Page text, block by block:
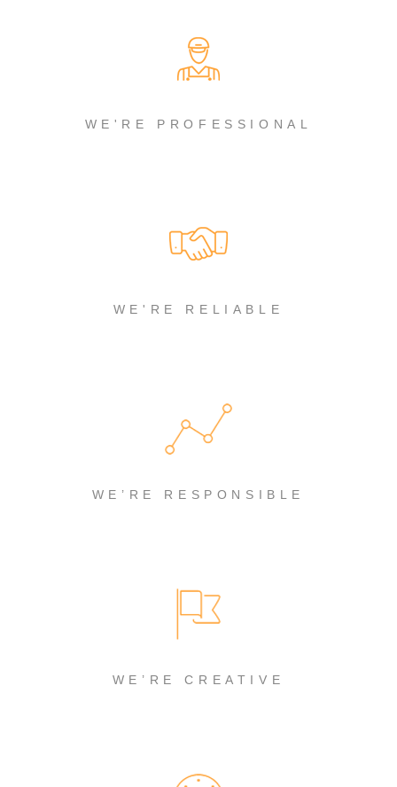
WE'RE PROFESSIONAL
WE'RE RELIABLE
WE’RE RESPONSIBLE
WE’RE CREATIVE